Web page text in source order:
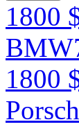
1800
1800